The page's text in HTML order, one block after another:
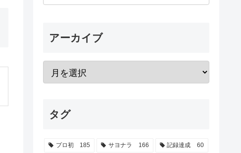
アーカイブ
タグ
プロ初 185 サヨナラ 166 記録達成 60